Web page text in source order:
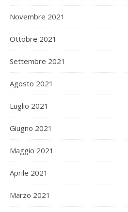
Novembre 2021
Ottobre 2021
Settembre 2021
Agosto 2021
Luglio 2021
Giugno 2021
Maggio 2021
Aprile 2021
Marzo 2021